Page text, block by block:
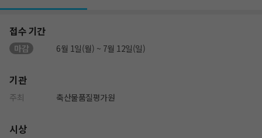
접수 기간
마감 6월 1일(월) ~ 7월 12일(일)
기관
주최 축산물품질평가원
시상